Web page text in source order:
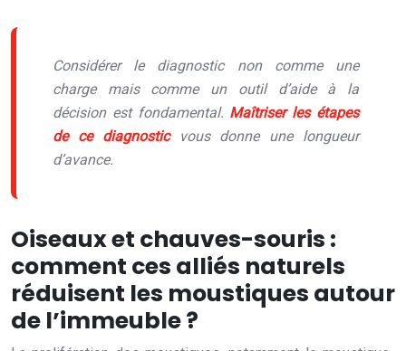
Considérer le diagnostic non comme une
charge mais comme un outil d’aide à la
décision est fondamental. Maîtriser les étapes
de ce diagnosticvous donne une longueur
d’avance.
Oiseaux et chauves-souris :
comment ces alliés naturels
réduisent les moustiques autour
de l’immeuble ?